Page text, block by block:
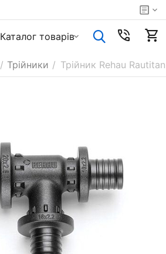
Каталог товарiв
/ Трійники / Трійник Rehau